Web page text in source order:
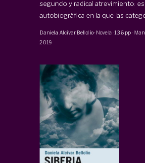
segundo y radical atrevimiento:
autobiográfica en la que las
Daniela Alcívar Bellolio· Novela ·136 pp ·
2019